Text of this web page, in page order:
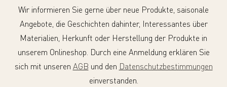
Wir informieren Sie gerne über neue Produkte, saisonale
Angebote, die Geschichten dahinter, Interessantes über
Materialien, Herkunft oder Herstellung der Produkte in
unserem Onlineshop. Durch eine Anmeldung erklären Sie
sich mit unseren AGB und den Datenschutzbestimmungen
einverstanden.